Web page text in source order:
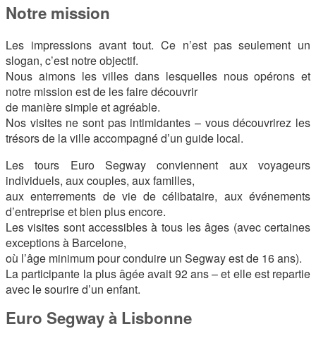
Notre mission
Les impressions avant tout. Ce n’est pas seulement un
slogan, c’est notre objectif.
Nous aimons les villes dans lesquelles nous opérons et
notre mission est de les faire découvrir
de manière simple et agréable.
Nos visites ne sont pas intimidantes – vous découvrirez les
trésors de la ville accompagné d’un guide local.
Les tours Euro Segway conviennent aux voyageurs
individuels, aux couples, aux familles,
aux enterrements de vie de célibataire, aux événements
d’entreprise et bien plus encore.
Les visites sont accessibles à tous les âges (avec certaines
exceptions à Barcelone,
où l’âge minimum pour conduire un Segway est de 16 ans).
La participante la plus âgée avait 92 ans – et elle est repartie
avec le sourire d’un enfant.
Euro Segway à Lisbonne